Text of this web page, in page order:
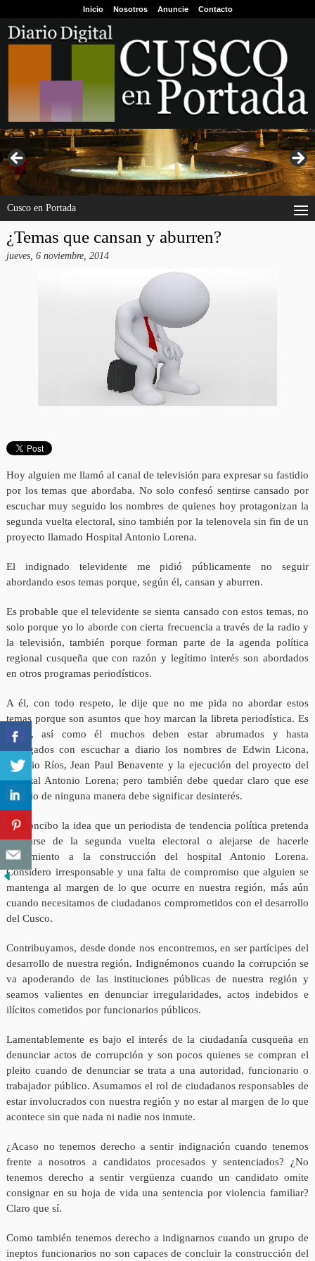
Inicio Nosotros Anuncie Contacto
Cusco en Portada
¿Temas que cansan y aburren?
jueves, 6 noviembre, 2014
Hoy alguien me llamó al canal de televisión para expresar su fastidio
por los temas que abordaba. No solo confesó sentirse cansado por
escuchar muy seguido los nombres de quienes hoy protagonizan la
segunda vuelta electoral, sino también por la telenovela sin fin de un
proyecto llamado Hospital Antonio Lorena.
El indignado televidente me pidió públicamente no seguir
abordando esos temas porque, según él, cansan y aburren.
Es probable que el televidente se sienta cansado con estos temas, no
solo porque yo lo aborde con cierta frecuencia a través de la radio y
la televisión, también porque forman parte de la agenda política
regional cusqueña que con razón y legítimo interés son abordados
en otros programas periodísticos.
A él, con todo respeto, le dije que no me pida no abordar estos
temas porque son asuntos que hoy marcan la libreta periodística. Es
cierto, así como él muchos deben estar abrumados y hasta
amargados con escuchar a diario los nombres de Edwin Licona,
Benicio Ríos, Jean Paul Benavente y la ejecución del proyecto del
hospital Antonio Lorena; pero también debe quedar claro que ese
fastidio de ninguna manera debe significar desinterés.
No concibo la idea que un periodista de tendencia política pretenda
apartarse de la segunda vuelta electoral o alejarse de hacerle
seguimiento a la construcción del hospital Antonio Lorena.
Considero irresponsable y una falta de compromiso que alguien se
mantenga al margen de lo que ocurre en nuestra región, más aún
cuando necesitamos de ciudadanos comprometidos con el desarrollo
del Cusco.
Contribuyamos, desde donde nos encontremos, en ser partícipes del
desarrollo de nuestra región. Indignémonos cuando la corrupción se
va apoderando de las instituciones públicas de nuestra región y
seamos valientes en denunciar irregularidades, actos indebidos e
ilícitos cometidos por funcionarios públicos.
Lamentablemente es bajo el interés de la ciudadanía cusqueña en
denunciar actos de corrupción y son pocos quienes se compran el
pleito cuando de denunciar se trata a una autoridad, funcionario o
trabajador público. Asumamos el rol de ciudadanos responsables de
estar involucrados con nuestra región y no estar al margen de lo que
acontece sin que nada ni nadie nos inmute.
¿Acaso no tenemos derecho a sentir indignación cuando tenemos
frente a nosotros a candidatos procesados y sentenciados? ¿No
tenemos derecho a sentir vergüenza cuando un candidato omite
consignar en su hoja de vida una sentencia por violencia familiar?
Claro que sí.
Como también tenemos derecho a indignarnos cuando un grupo de
ineptos funcionarios no son capaces de concluir la construcción del